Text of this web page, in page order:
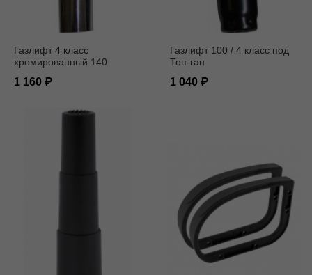
Газлифт 4 класс
хромированный 140
1 160
Газлифт 100 / 4 класс под
Топ-ган
1 040